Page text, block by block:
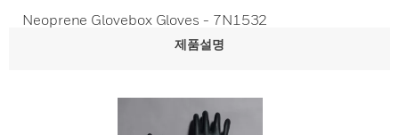
Neoprene Glovebox Gloves - 7N1532
제품설명